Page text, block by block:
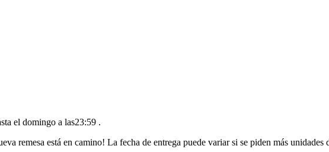
el domingo a las23:59 .
remesa está en camino! La fecha de entrega puede variar si se piden más unidades